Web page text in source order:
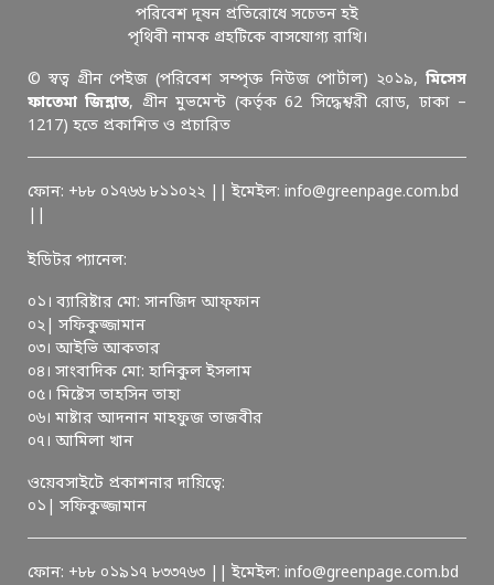
পরিবেশ দূষন প্রতিরোধে সচেতন হই
পৃথিবী নামক গ্রহটিকে বাসযোগ্য রাখি।
© স্বত্ব গ্রীন পেইজ (পরিবেশ সম্পৃক্ত নিউজ পোর্টাল) ২০১৯, মিসেস
ফাতেমা জিন্নাত, গ্রীন মুভমেন্ট (কর্তৃক 62 সিদ্ধেশ্বরী রোড, ঢাকা –
1217) হতে প্রকাশিত ও প্রচারিত
ফোন: +৮৮ ০১৭৬৬ ৮১১০২২ || ইমেইল: info@greenpage.com.bd
ইডিটর প্যানেল:
০১। ব্যারিষ্টার মো: সানজিদ আফ্ফান
০২| সফিকুজ্জামান
০৩। আইভি আকতার
০৪। সাংবাদিক মো: হানিকুল ইসলাম
০৫। মিষ্টেস তাহসিন তাহা
০৬। মাষ্টার আদনান মাহফুজ তাজবীর
০৭। আমিলা খান
ওয়েবসাইটে প্রকাশনার দায়িত্বে:
০১| সফিকুজ্জামান
ফোন: +৮৮ ০১৯১৭ ৮৩৩৭৬৩ || ইমেইল: info@greenpage.com.bd